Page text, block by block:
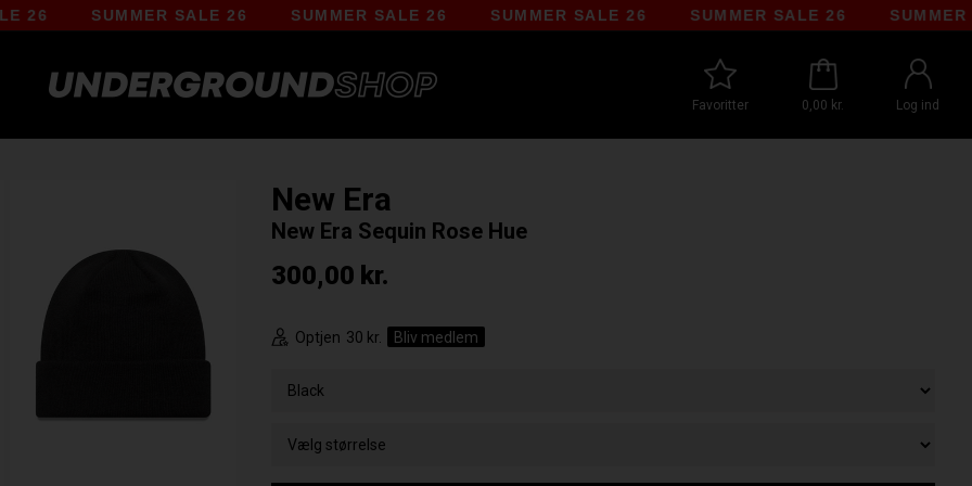
SUMMER SALE 26 SUMMER SALE 26 SUMMER SALE 26 SUMMER SALE 26 SUMMER
Favoritter 0,00 kr. Log ind
New Era
New Era Sequin Rose Hue
300,00 kr.
Optjen 30 kr. Bliv medlem